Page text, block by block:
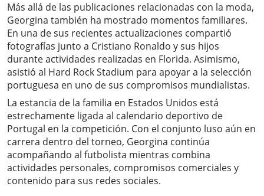
Más allá de las publicaciones relacionadas con la moda,
Georgina también ha mostrado momentos familiares.
En una de sus recientes actualizaciones compartió
fotografías junto a Cristiano Ronaldo y sus hijos
durante actividades realizadas en Florida. Asimismo,
asistió al Hard Rock Stadium para apoyar a la selección
portuguesa en uno de sus compromisos mundialistas.
La estancia de la familia en Estados Unidos está
estrechamente ligada al calendario deportivo de
Portugal en la competición. Con el conjunto luso aún en
carrera dentro del torneo, Georgina continúa
acompañando al futbolista mientras combina
actividades personales, compromisos comerciales y
contenido para sus redes sociales.